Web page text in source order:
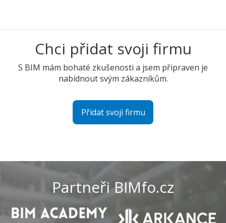
Chci přidat svoji firmu
S BIM mám bohaté zkušenosti a jsem připraven je
nabídnout svým zákazníkům.
Přidat svoji firmu
Partneři BIMfo.cz